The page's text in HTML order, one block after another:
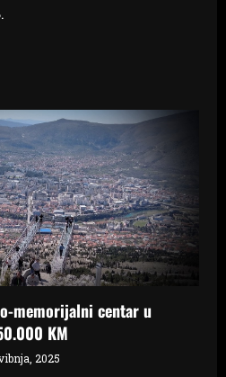
memorijalni centar u
KM
2025